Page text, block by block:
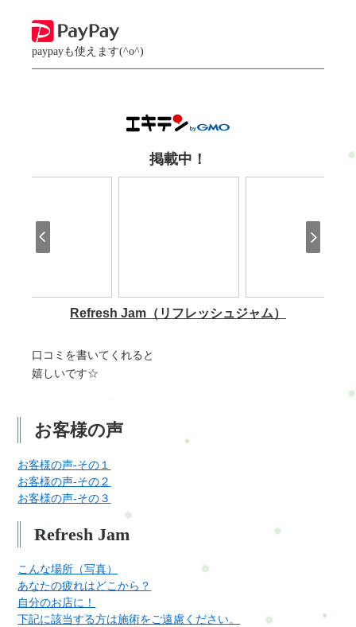
paypayも使えます(^o^)
口コミを書いてくれると
嬉しいです☆
お客様の声
お客様の声-その１
お客様の声-その２
お客様の声-その３
Refresh Jam
こんな場所（写真）
あなたの疲れはどこから？
自分のお店に！
下記に該当する方は施術をご遠慮ください。